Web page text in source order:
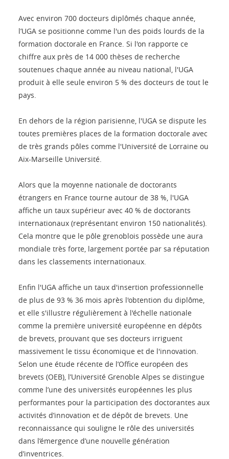
Avec environ 700 docteurs diplômés chaque année,
l’UGA se positionne comme l'un des poids lourds de la
formation doctorale en France. Si l'on rapporte ce
chiffre aux près de 14 000 thèses de recherche
soutenues chaque année au niveau national, l'UGA
produit à elle seule environ 5 % des docteurs de tout le
pays.
En dehors de la région parisienne, l'UGA se dispute les
toutes premières places de la formation doctorale avec
de très grands pôles comme l'Université de Lorraine ou
Aix-Marseille Université.
Alors que la moyenne nationale de doctorants
étrangers en France tourne autour de 38 %, l'UGA
affiche un taux supérieur avec 40 % de doctorants
internationaux (représentant environ 150 nationalités).
Cela montre que le pôle grenoblois possède une aura
mondiale très forte, largement portée par sa réputation
dans les classements internationaux.
Enfin l'UGA affiche un taux d'insertion professionnelle
de plus de 93 % 36 mois après l'obtention du diplôme,
et elle s'illustre régulièrement à l'échelle nationale
comme la première université européenne en dépôts
de brevets, prouvant que ses docteurs irriguent
massivement le tissu économique et de l'innovation.
Selon une étude récente de l’Office européen des
brevets (OEB), l’Université Grenoble Alpes se distingue
comme l’une des universités européennes les plus
performantes pour la participation des doctorantes aux
activités d’innovation et de dépôt de brevets. Une
reconnaissance qui souligne le rôle des universités
dans l’émergence d’une nouvelle génération
d’inventrices.